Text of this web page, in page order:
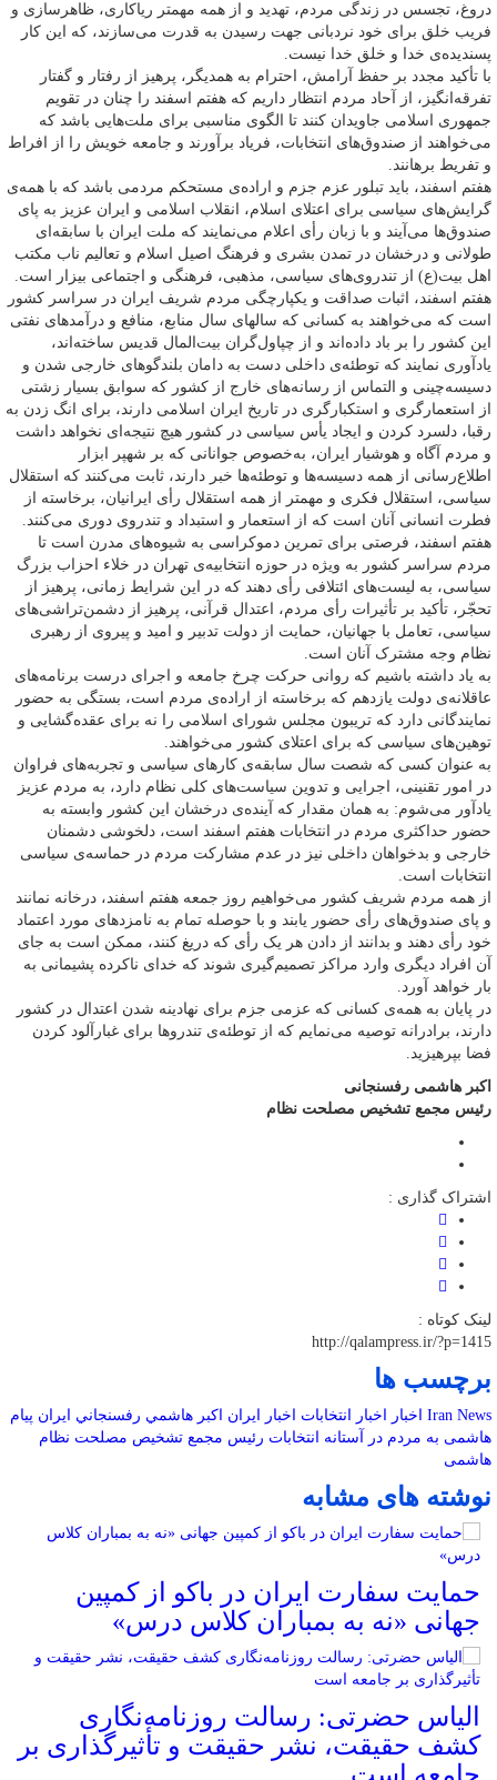
دروغ، تجسس در زندگی مردم، تهدید و از همه مهمتر ریاکاری، ظاهرسازی و
فریب خلق برای خود نردبانی جهت رسیدن به قدرت می‌سازند، که این کار
پسندیده‌ی خدا و خلق خدا نیست.
با تأکید مجدد بر حفظ آرامش، احترام به همدیگر، پرهیز از رفتار و گفتار
تفرقه‌انگیز، از آحاد مردم انتظار داریم که هفتم اسفند را چنان در تقویم
جمهوری اسلامی جاویدان کنند تا الگوی مناسبی برای ملت‌هایی باشد که
می‌خواهند از صندوق‌های انتخابات، فریاد برآورند و جامعه خویش را از افراط
و تفریط برهانند.
هفتم اسفند، باید تبلور عزم جزم و اراده‌ی مستحکم مردمی باشد که با همه‌ی
گرایش‌های سیاسی برای اعتلای اسلام، انقلاب اسلامی و ایران عزیز به پای
صندوق‌ها می‌آیند و با زبان رأی اعلام می‌نمایند که ملت ایران با سابقه‌ای
طولانی و درخشان در تمدن بشری و فرهنگ اصیل اسلام و تعالیم ناب مکتب
اهل بیت(ع) از تندروی‌های سیاسی، مذهبی، فرهنگی و اجتماعی بیزار است.
هفتم اسفند، اثبات صداقت و یکپارچگی مردم شریف ایران در سراسر کشور
است که می‌خواهند به کسانی که سالهای سال منابع، منافع و درآمدهای نفتی
این کشور را بر باد داده‌اند و از چپاول‌گران بیت‌المال قدیس ساخته‌اند،
یادآوری نمایند که توطئه‌ی داخلی دست به دامان بلندگوهای خارجی شدن و
دسیسه‌‌چینی و التماس از رسانه‌های خارج از کشور که سوابق بسیار زشتی
از استعمارگری و استکبارگری در تاریخ ایران اسلامی دارند، برای انگ زدن به
رقبا، دلسرد کردن و ایجاد یأس سیاسی در کشور هیچ نتیجه‌ای نخواهد داشت
و مردم آگاه و هوشیار ایران، به‌خصوص جوانانی که بر شهپر ابزار
اطلاع‌رسانی از همه دسیسه‌ها و توطئه‌ها خبر دارند، ثابت می‌کنند که استقلال
سیاسی، استقلال فکری و مهمتر از همه استقلال رأی ایرانیان، برخاسته از
فطرت انسانی آنان است که از استعمار و استبداد و تندروی دوری می‌کنند.
هفتم اسفند، فرصتی برای تمرین دموکراسی به شیوه‌های مدرن است تا
مردم سراسر کشور به ویژه در حوزه انتخابیه‌ی تهران در خلاء احزاب بزرگ
سیاسی، به لیست‌های ائتلافی رأی دهند که در این شرایط زمانی، پرهیز از
تحجّر، تأکید بر تأثیرات رأی مردم، اعتدال قرآنی، پرهیز از دشمن‌تراشی‌های
سیاسی، تعامل با جهانیان، حمایت از دولت تدبیر و امید و پیروی از رهبری
نظام وجه مشترک آنان است.
به یاد داشته باشیم که روانی حرکت چرخ جامعه و اجرای درست برنامه‌های
عاقلانه‌ی دولت یازدهم که برخاسته از اراده‌ی مردم است، بستگی به حضور
نمایندگانی دارد که تریبون مجلس شورای اسلامی را نه برای عقده‌گشایی و
توهین‌های سیاسی که برای اعتلای کشور می‌خواهند.
به عنوان کسی که شصت سال سابقه‌ی کارهای سیاسی و تجربه‌های فراوان
در امور تقنینی، اجرایی و تدوین سیاست‌های کلی نظام دارد، به مردم عزیز
یادآور می‌شوم: به همان مقدار که آینده‌ی درخشان این کشور وابسته به
حضور حداکثری مردم در انتخابات هفتم اسفند است، دلخوشی‌ دشمنان
خارجی و بدخواهان داخلی نیز در عدم مشارکت مردم در حماسه‌ی سیاسی
انتخابات است.
از همه مردم شریف کشور می‌خواهیم روز جمعه هفتم اسفند، درخانه نمانند
و پای صندوق‌های رأی حضور یابند و با حوصله تمام به نامزدهای مورد اعتماد
خود رأی دهند و بدانند از دادن هر یک رأی که دریغ کنند، ممکن است به جای
آن افراد دیگری وارد مراکز تصمیم‌گیری شوند که خدای ناکرده پشیمانی به
بار خواهد آورد.
در پایان به همه‌ی کسانی که عزمی جزم برای نهادینه شدن اعتدال در کشور
دارند، برادرانه توصیه می‌نمایم که از توطئه‌ی تندروها برای غبارآلود کردن
فضا بپرهیزید.
اکبر هاشمی رفسنجانی
رئیس مجمع تشخیص مصلحت نظام
اشتراک گذاری :
لینک کوتاه :
http://qalampress.ir/?p=1415
برچسب ها
Iran News اخبار اخبار انتخابات اخبار ایران اكبر هاشمي رفسنجاني ایران پیام
هاشمی به مردم در آستانه انتخابات رئيس مجمع تشخيص مصلحت نظام
هاشمی
نوشته های مشابه
حمایت سفارت ایران در باکو از کمپین
جهانی «نه به بمباران کلاس درس»
الیاس حضرتی: رسالت روزنامه‌نگاری
کشف حقیقت، نشر حقیقت و تأثیرگذاری بر